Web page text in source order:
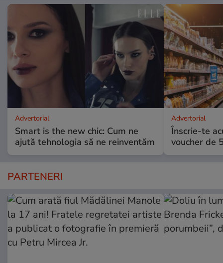
Advertorial
Smart is the new chic: Cum ne
ajută tehnologia să ne reinventăm
Advertorial
Înscrie-te
voucher de
PARTENERI